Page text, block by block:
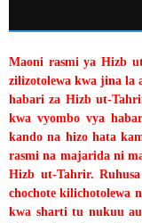
Maoni rasmi ya Hizb
zilizotolewa kwa jina la
habari za Hizb ut-
kwa vyombo vya
kando na hizo hata
rasmi na majarida ni
Hizb ut-Tahrir.
chochote kilichotolewa
kwa sharti tu nukuu